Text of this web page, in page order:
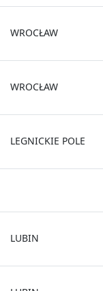
WROCŁAW
WROCŁAW
LEGNICKIE POLE
LUBIN